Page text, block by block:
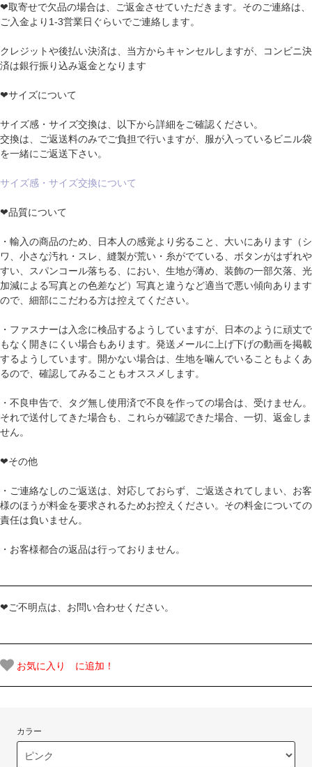
❤取寄せで欠品の場合は、ご返金させていただきます。そのご連絡は、
ご入金より1-3営業日ぐらいでご連絡します。
クレジットや後払い決済は、当方からキャンセルしますが、コンビニ決
済は銀行振り込み返金となります
❤サイズについて
サイズ感・サイズ交換は、以下から詳細をご確認ください。
交換は、ご返送料のみでご負担で行いますが、服が入っているビニル袋
を一緒にご返送下さい。
サイズ感・サイズ交換について
❤品質について
・輸入の商品のため、日本人の感覚より劣ること、大いにあります（シ
ワ、小さな汚れ・スレ、縫製が荒い・糸がでている、ボタンがはずれや
すい、スパンコール落ちる、におい、生地が薄め、装飾の一部欠落、光
加減による写真との色差など）写真と違うなど適当で悪い傾向あります
ので、細部にこだわる方は控えてください。
・ファスナーは入念に検品するようしていますが、日本のように頑丈で
もなく開きにくい場合もあります。発送メールに上げ下げの動画を掲載
するようしています。開かない場合は、生地を噛んでいることもよくあ
るので、確認してみることもオススメします。
・不良申告で、タグ無し使用済で不良を作っての場合は、受けません。
それで送付してきた場合も、これらが確認できた場合、一切、返金しま
せん。
❤その他
・ご連絡なしのご返送は、対応しておらず、ご返送されてしまい、お客
様のほうが料金を要求されるためお控えください。その料金についての
責任は負いません。
・お客様都合の返品は行っておりません。
❤ご不明点は、お問い合わせください。
お気に入り に追加！
カラー